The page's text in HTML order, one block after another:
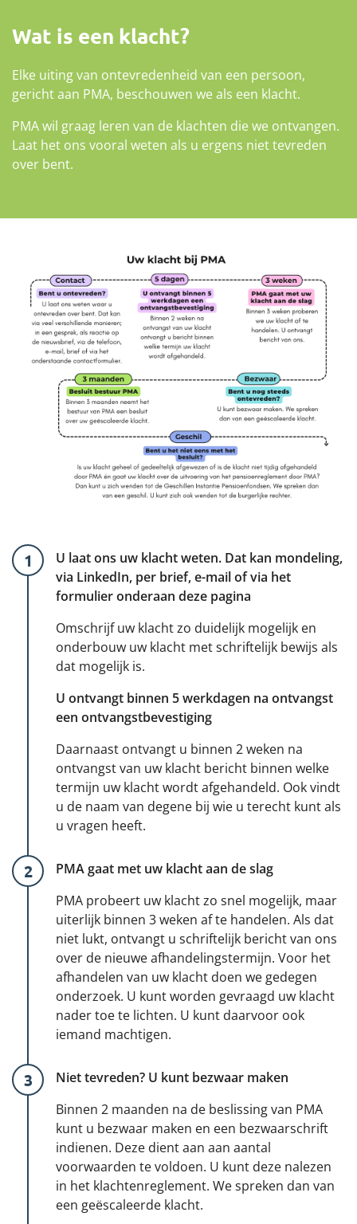
Wat is een klacht?
Elke uiting van ontevredenheid van een persoon,
gericht aan PMA, beschouwen we als een klacht.
PMA wil graag leren van de klachten die we ontvangen.
Laat het ons vooral weten als u ergens niet tevreden
over bent.
U laat ons uw klacht weten. Dat kan mondeling,
via LinkedIn, per brief, e-mail of via het
formulier onderaan deze pagina
Omschrijf uw klacht zo duidelijk mogelijk en
onderbouw uw klacht met schriftelijk bewijs als
dat mogelijk is.
U ontvangt binnen 5 werkdagen na ontvangst
een ontvangstbevestiging
Daarnaast ontvangt u binnen 2 weken na
ontvangst van uw klacht bericht binnen welke
termijn uw klacht wordt afgehandeld. Ook vindt
u de naam van degene bij wie u terecht kunt als
u vragen heeft.
PMA gaat met uw klacht aan de slag
PMA probeert uw klacht zo snel mogelijk, maar
uiterlijk binnen 3 weken af te handelen. Als dat
niet lukt, ontvangt u schriftelijk bericht van ons
over de nieuwe afhandelingstermijn. Voor het
afhandelen van uw klacht doen we gedegen
onderzoek. U kunt worden gevraagd uw klacht
nader toe te lichten. U kunt daarvoor ook
iemand machtigen.
Niet tevreden? U kunt bezwaar maken
Binnen 2 maanden na de beslissing van PMA
kunt u bezwaar maken en een bezwaarschrift
indienen. Deze dient aan aan aantal
voorwaarden te voldoen. U kunt deze nalezen
in het klachtenreglement. We spreken dan van
een geëscaleerde klacht.